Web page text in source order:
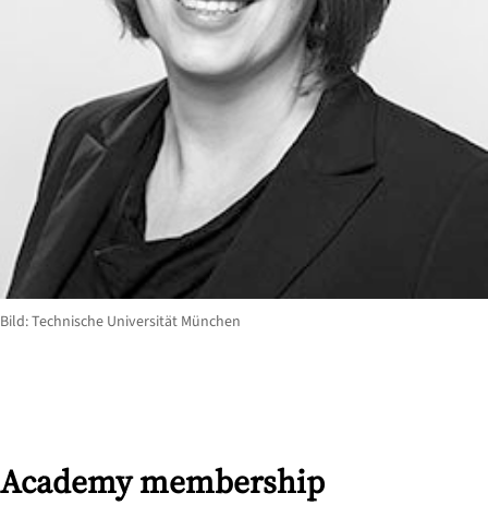
Academy membership
Bild: Technische Universität München